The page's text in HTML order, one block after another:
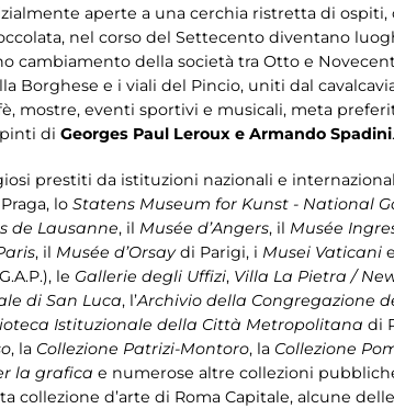
aperte a una cerchia ristretta di ospiti,
nel corso del Settecento diventano
cambiamento della società tra Otto e
Borghese e i viali del Pincio, uniti dal
mostre, eventi sportivi e musicali, meta
di Georges Paul Leroux e Armando Spadini.
prestiti da istituzioni nazionali e
lo Statens Museum for Kunst - National
de Lausanne, il Musée d’Angers, il Musée
, il Musée d’Orsaydi Parigi, i Musei Vaticani
le Gallerie degli Uffizi, Villa La Pietra /
di San Luca, l’Archivio della Congregazione
Istituzionale della Città Metropolitana di
, la Collezione Patrizi-Montoro, la Collezione
la grafica e numerose altre collezioni
collezione d’arte di Roma Capitale, alcune